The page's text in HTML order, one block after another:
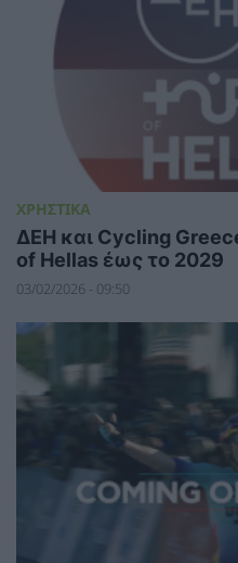
ΧΡΗΣΤΙΚΑ
ΔΕΗ και Cycling
of Hellas έως το 2029
03/02/2026 - 09:50